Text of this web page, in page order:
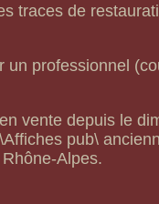
traces de
un professionnel
vente depuis le
pub\
Alpes.